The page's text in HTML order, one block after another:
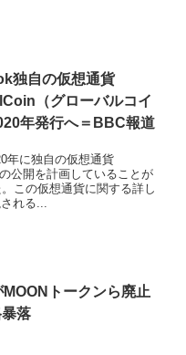
独自の仮想通貨
（グローバルコイ
年発行へ＝BBC報道
年に独自の仮想通貨
公開を計画していることが
この仮想通貨に関する詳し
れる...
トークンら廃止
落